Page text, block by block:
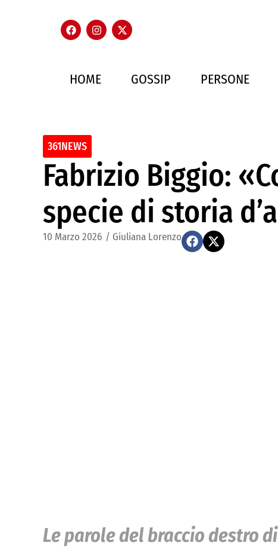
HOME GOSSIP PERSONE
361NEWS
Fabrizio Biggio:
specie di storia
10 Marzo 2026 / Giuliana Lorenzo
Le parole del braccio destro